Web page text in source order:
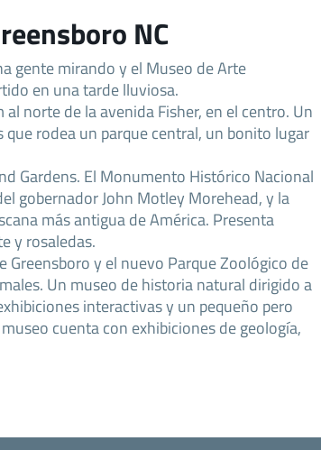
NC
gente mirando y el Museo de Arte
en una tarde lluviosa.
al norte de la avenida Fisher, en el centro. Un
rodea un parque central, un bonito lugar
Gardens. El Monumento Histórico Nacional
gobernador John Motley Morehead, y la
más antigua de América. Presenta
y rosaledas.
Greensboro y el nuevo Parque Zoológico de
Un museo de historia natural dirigido a
interactivas y un pequeño pero
cuenta con exhibiciones de geología,